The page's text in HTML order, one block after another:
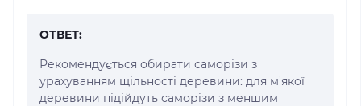
ОТВЕТ:
Рекомендується обирати саморізи з
урахуванням щільності деревини: для м'якої
деревини підійдуть саморізи з меншим